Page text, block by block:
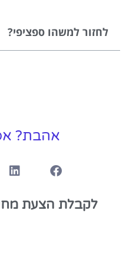
לחזור למשהו ספציפי?
אהבת?
לקבלת הצעת